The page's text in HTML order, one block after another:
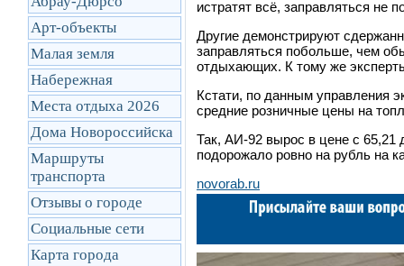
Арт-объекты
Малая земля
Набережная
Места отдыха 2026
Дома Новороссийска
Маршруты
транcпорта
Отзывы о городе
Социальные сети
Карта города
истратят всё, заправляться не
Другие демонстрируют
заправляться побольше, чем
отдыхающих. К тому же
Кстати, по данным управления
средние розничные цены на
Так, АИ-92 вырос в цене с 65,21
подорожало ровно на рубль на
novorab.ru